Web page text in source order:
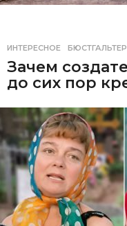
ИНТЕРЕСНОЕ БЮСТГАЛЬТЕР
Зачем
до сих пор